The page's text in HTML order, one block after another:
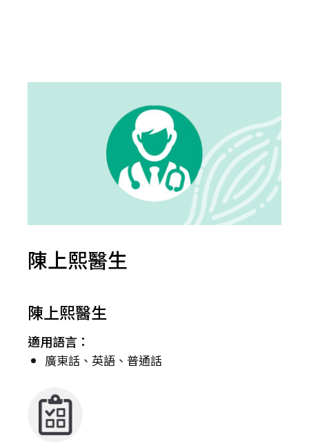
陳上熙醫生
陳上熙醫生
適用語言：
廣東話、英語、普通話